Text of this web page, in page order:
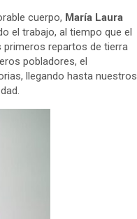
cuerpo, María Laura
el trabajo, al tiempo que el
primeros repartos de tierra
pobladores, el
llegando hasta nuestros